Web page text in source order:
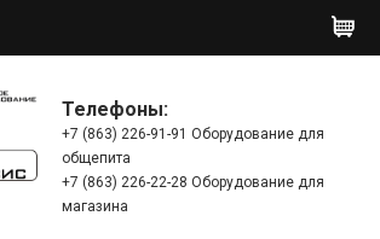
Телефоны:
+7 (863) 226-91-91 Оборудование для
общепита
+7 (863) 226-22-28 Оборудование для
магазина